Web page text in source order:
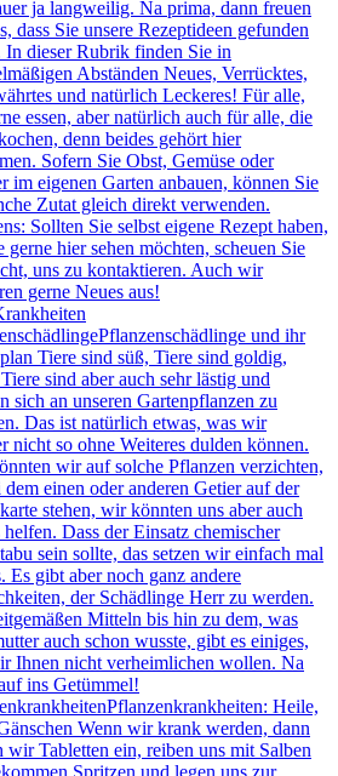
ja langweilig. Na prima, dann freuen
dass Sie unsere Rezeptideen gefunden
In dieser Rubrik finden Sie in
Abständen Neues, Verrücktes,
und natürlich Leckeres! Für alle,
essen, aber natürlich auch für alle, die
denn beides gehört hier
Sofern Sie Obst, Gemüse oder
im eigenen Garten anbauen, können Sie
Zutat gleich direkt verwenden.
Sollten Sie selbst eigene Rezept haben,
gerne hier sehen möchten, scheuen Sie
uns zu kontaktieren. Auch wir
gerne Neues aus!
Pflanzenschädlinge und ihr
Tiere sind süß, Tiere sind goldig,
sind aber auch sehr lästig und
sich an unseren Gartenpflanzen zu
Das ist natürlich etwas, was wir
nicht so ohne Weiteres dulden können.
wir auf solche Pflanzen verzichten,
dem einen oder anderen Getier auf der
stehen, wir könnten uns aber auch
helfen. Dass der Einsatz chemischer
sein sollte, das setzen wir einfach mal
Es gibt aber noch ganz andere
der Schädlinge Herr zu werden.
Mitteln bis hin zu dem, was
auch schon wusste, gibt es einiges,
Ihnen nicht verheimlichen wollen. Na
ins Getümmel!
Pflanzenkrankheiten: Heile,
Wenn wir krank werden, dann
wir Tabletten ein, reiben uns mit Salben
Spritzen und legen uns zur